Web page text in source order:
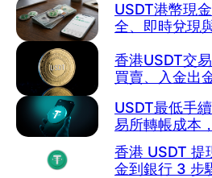
USDT港幣現
全、即時兌現
香港USDT交
買賣、入金出
USDT最低手
易所轉帳成本
香港 USDT 提
金到銀行 3 步